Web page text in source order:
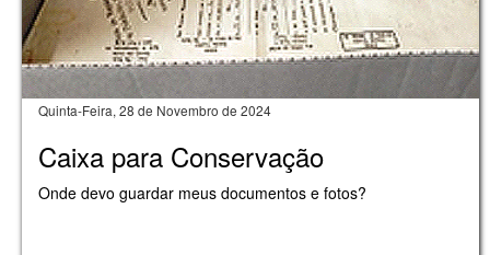
Quinta-Feira, 28 de Novembro de 2024
Caixa para Conservação
Onde devo guardar meus documentos e fotos?